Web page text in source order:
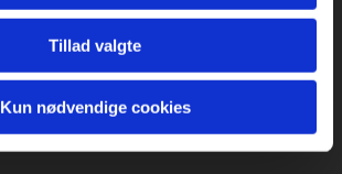
Tillad valgte
Kun nødvendige cookies